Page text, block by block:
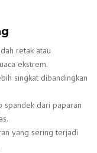
retak atau
ekstrem.
singkat dibandingkan
spandek dari paparan
yang sering terjadi